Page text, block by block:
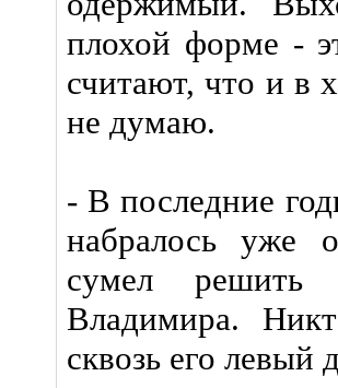
плохой форме -
считают, что и в
не думаю.
- В последние
набралось уже
сумел решить
Владимира.
сквозь его левый